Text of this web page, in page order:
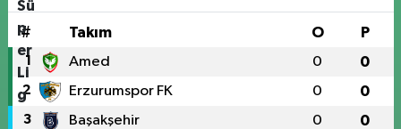
# Takım O P
1 Amed 0 0
2 Erzurumspor FK 0 0
3 Başakşehir 0 0